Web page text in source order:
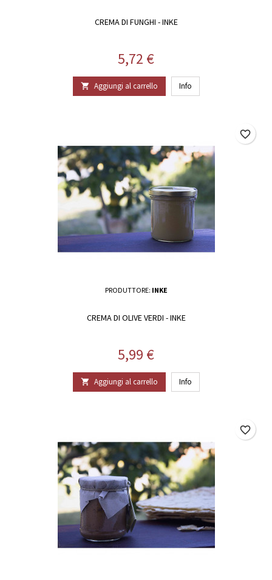
CREMA DI FUNGHI - INKE
Prezzo
5,72 €
 Aggiungi al carrello Info
PRODUTTORE: INKE
CREMA DI OLIVE VERDI - INKE
Prezzo
5,99 €
 Aggiungi al carrello Info
favorite_border
favorite_border